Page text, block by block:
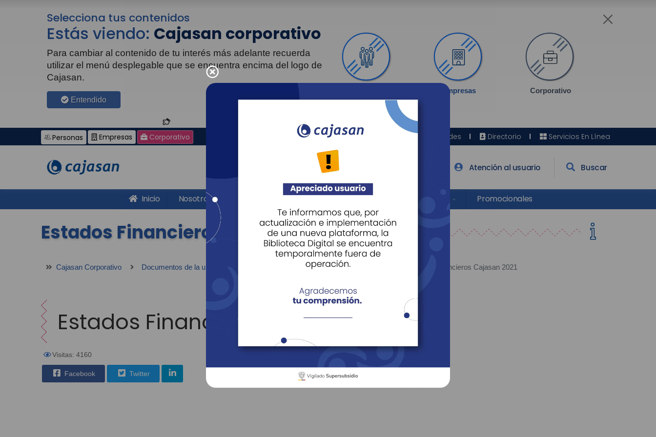
Selecciona tus contenidos
Estás viendo: Cajasan corporativo
Para cambiar al contenido de tu interés más adelante recuerda
utilizar el menú desplegable que se encuentra encima del logo de
Cajasan.
Entendido
Empresas Corporativo
Personas Empresas Corporativo Revista Fácil Vivir Sedes Directorio Servicios En Línea
Agéndate Atención al usuario Buscar
Inicio Nosotros Transparencia Sostenibilidad Promocionales
Estados Financieros
Cajasan Corporativo Documentos de la unidad de servicio transparencia Estados Financieros Estados Financieros Cajasan 2021
Estados Financieros Cajasan 2021
Visitas: 4160
Facebook Twitter